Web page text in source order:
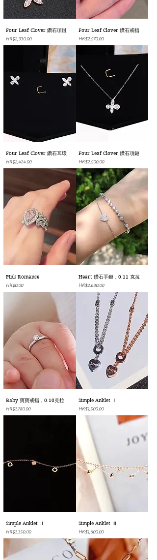
Four Leaf Clover 鑽石項鏈
價格
HK$2,330.00
Four Leaf Clover 鑽石戒指
價格
HK$2,570.00
Four Leaf Clover 鑽石耳環
價格
HK$2,424.00
Four Leaf Clover 鑽石項鏈
價格
HK$2,500.00
Pink Romance
價格
HK$0.00
Heart 鑽石手鏈，0.11 克拉
價格
HK$2,630.00
Baby 寶寶戒指，0.10克拉
價格
HK$1,780.00
Simple Anklet Ⅰ
價格
HK$1,500.00
Simple Anklet Ⅱ
價格
HK$1,350.00
Simple Anklet Ⅲ
價格
HK$1,600.00